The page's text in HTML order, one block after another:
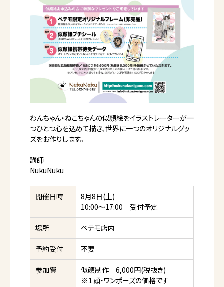
わんちゃん・ねこちゃんの似顔絵をイラストレーターが一
つひとつ心を込めて描き、世界に一つのオリジナルグッ
ズをお作りします。
講師
NukuNuku
開催日時
8月8日(土)
10:00～17:00 受付予定
場所 ペテモ店内
予約受付 不要
参加費
似顔制作 6,000円(税抜き)
※１頭・ワンポーズの価格です